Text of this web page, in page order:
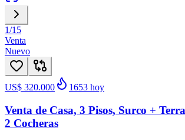
1/15
Venta
Nuevo
US$ 320.000 1653 hoy
Venta de Casa, 3 Pisos, Surco +
2 Cocheras